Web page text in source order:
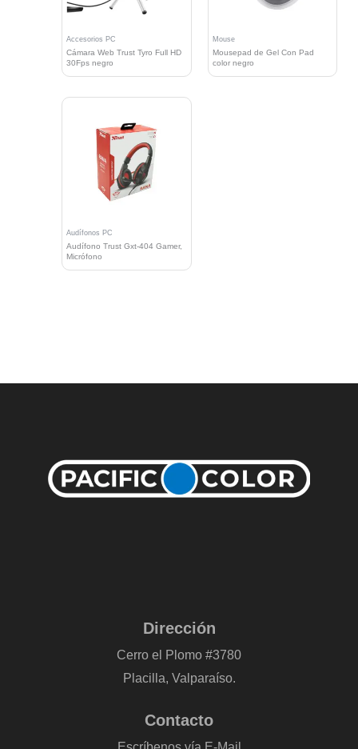
Accesorios PC
Cámara Web Trust Tyro Full HD
30Fps negro
Mouse
Mousepad de Gel Con Pad
color negro
Audífonos PC
Audífono Trust Gxt-404 Gamer,
Micrófono
Dirección
Cerro el Plomo #3780
Placilla, Valparaíso.
Contacto